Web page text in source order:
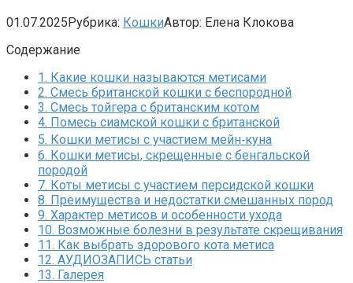
01.07.2025Рубрика: КошкиАвтор: Елена Клокова
Содержание
1. Какие кошки называются метисами
2. Смесь британской кошки с беспородной
3. Смесь тойгера с британским котом
4. Помесь сиамской кошки с британской
5. Кошки метисы с участием мейн‑куна
6. Кошки метисы, скрещенные с бенгальской
породой
7. Коты метисы с участием персидской кошки
8. Преимущества и недостатки смешанных пород
9. Характер метисов и особенности ухода
10. Возможные болезни в результате скрещивания
11. Как выбрать здорового кота метиса
12. АУДИОЗАПИСЬ статьи
13. Галерея